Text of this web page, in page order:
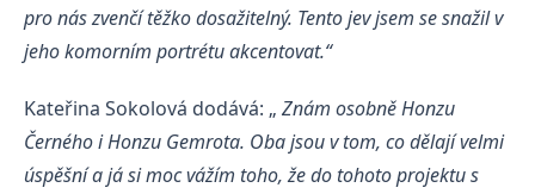
pro nás zvenčí těžko dosažitelný. Tento jev jsem se snažil v
jeho komorním portrétu akcentovat.“
Kateřina Sokolová dodává: „ Znám osobně Honzu
Černého i Honzu Gemrota. Oba jsou v tom, co dělají velmi
úspěšní a já si moc vážím toho, že do tohoto projektu s